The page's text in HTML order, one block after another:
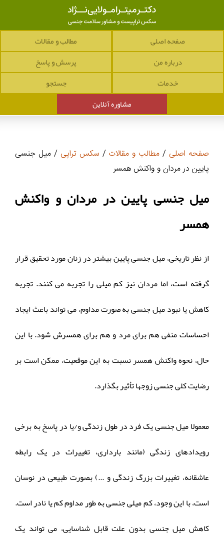
صفحه اصلی
مطالب و مقالات
درباره من
پرسش و پاسخ
خدمات
جستجو
مشاوره آنلاین
صفحه اصلی / مطالب و مقالات / سکس تراپی / میل جنسی
پایین در مردان و واکنش همسر
میل جنسی پایین در مردان و واکنش
همسر
از نظر تاریخی، میل جنسی پایین بیشتر در زنان مورد تحقیق قرار
گرفته است، اما مردان نیز کم میلی را تجربه می کنند. تجربه
کاهش یا نبود میل جنسی به صورت مداوم، می تواند باعث ایجاد
احساسات منفی هم برای مرد و هم برای همسرش شود. با این
حال، نحوه واکنش همسر نسبت به این موقعیت، ممکن است بر
رضایت کلی جنسی زوجها تأثیر بگذارد.
معمولا میل جنسی یک فرد در طول زندگی و/یا در پاسخ به برخی
رویدادهای زندگی (مانند بارداری، تغییرات در یک رابطه
عاشقانه، تغییرات بزرگ زندگی و ...) بصورت طبیعی در نوسان
است، با این وجود، کم میلی جنسی به طور مداوم کم یا نادر است.
کاهش میل جنسی بدون علت قابل شناسایی، می تواند یک